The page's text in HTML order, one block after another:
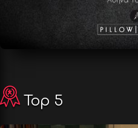
Top 5